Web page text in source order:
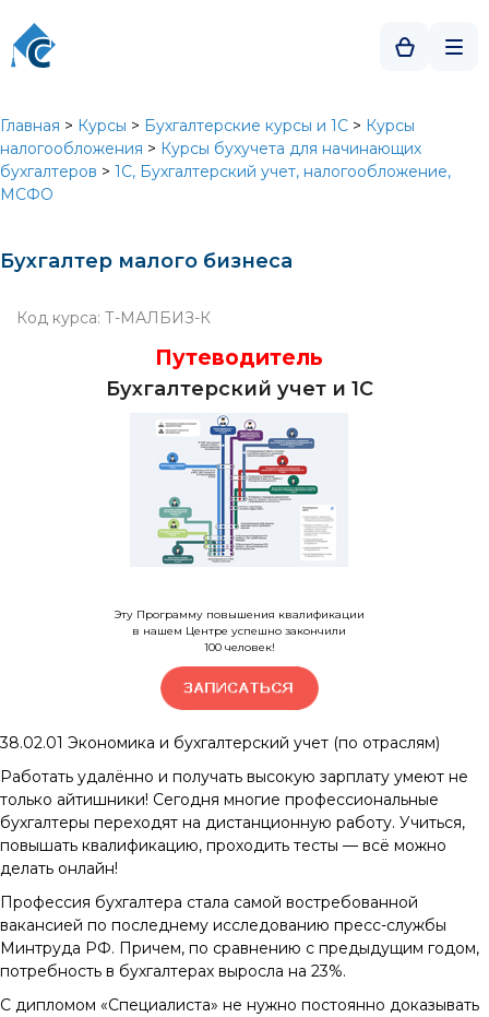
Главная > Курсы > Бухгалтерские курсы и 1С > Курсы
налогообложения > Курсы бухучета для начинающих
бухгалтеров > 1C, Бухгалтерский учет, налогообложение,
МСФО
Бухгалтер малого бизнеса
Код курса: Т-МАЛБИЗ-К
Путеводитель
Бухгалтерский учет и 1С
Эту Программу повышения квалификации
в нашем Центре успешно закончили
100человек!
38.02.01 Экономика и бухгалтерский учет (по отраслям)
Работать удалённо и получать высокую зарплату умеют не
только айтишники! Сегодня многие профессиональные
бухгалтеры переходят на дистанционную работу. Учиться,
повышать квалификацию, проходить тесты — всё можно
делать онлайн!
Профессия бухгалтера стала самой востребованной
вакансией по последнему исследованию пресс-службы
Минтруда РФ. Причем, по сравнению с предыдущим годом,
потребность в бухгалтерах выросла на 23%.
С дипломом «Специалиста» не нужно постоянно доказывать